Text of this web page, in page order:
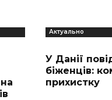
Актуально
У Данії
біженців:
прихистку